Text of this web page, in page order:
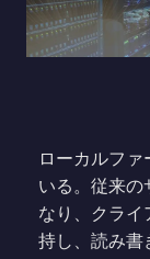
ローカルフ
いる。従来の
なり、クライ
持し、読み書